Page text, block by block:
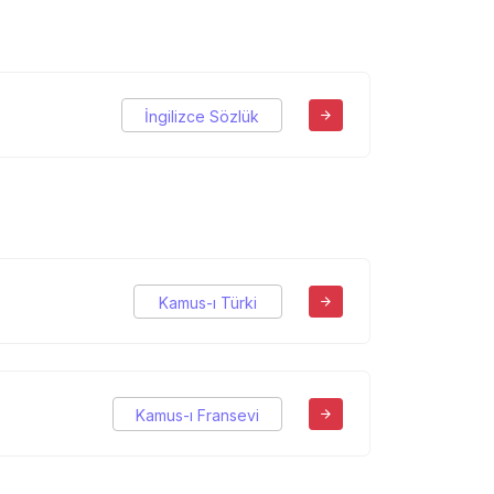
İngilizce Sözlük
Kamus-ı Türki
Kamus-ı Fransevi